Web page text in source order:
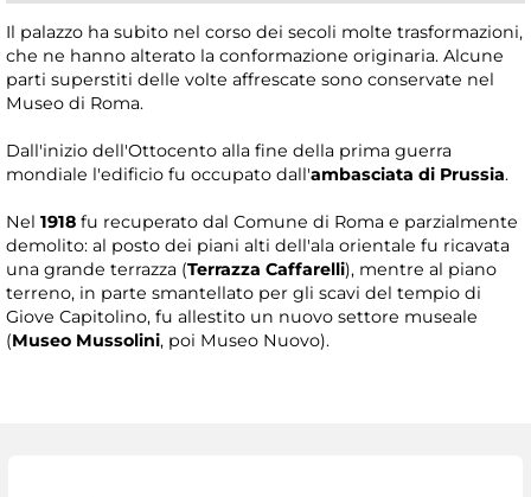
Il palazzo ha subito nel corso dei secoli molte trasformazioni,
che ne hanno alterato la conformazione originaria. Alcune
parti superstiti delle volte affrescate sono conservate nel
Museo di Roma.
Dall'inizio dell'Ottocento alla fine della prima guerra
mondiale l'edificio fu occupato dall'ambasciata di Prussia.
Nel 1918 fu recuperato dal Comune di Roma e parzialmente
demolito: al posto dei piani alti dell'ala orientale fu ricavata
una grande terrazza (Terrazza Caffarelli), mentre al piano
terreno, in parte smantellato per gli scavi del tempio di
Giove Capitolino, fu allestito un nuovo settore museale
(Museo Mussolini, poi Museo Nuovo).